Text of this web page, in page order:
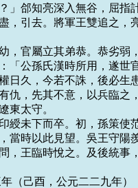
」郃知亮深入無谷，屈指
，引去。將軍王雙追之，
，官屬立其弟恭。恭劣弱
「公孫氏漢時所用，遂世
日久，今若不誅，後必生
仇，先其不意，以兵臨之
東太守。
綬未下而卒。初，孫策使
當時以此見望。吳王守陽
，王臨時悅之。及後統事
（己酉，公元二二九年）